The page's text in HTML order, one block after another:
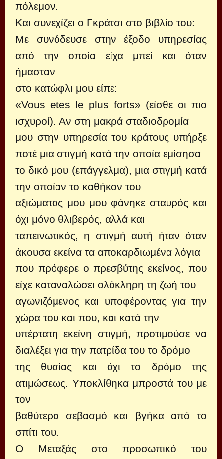
πόλεμον.
Και συνεχίζει ο Γκράτσι στο βιβλίο του:
Με συνόδευσε στην έξοδο υπηρεσίας
από την οποία είχα μπεί και όταν
ήμασταν
στο κατώφλι μου είπε:
«Vous etes le plus forts» (είσθε οι πιο
ισχυροί). Αν στη μακρά σταδιοδρομία
μου στην υπηρεσία του κράτους υπήρξε
ποτέ μια στιγμή κατά την οποία εμίσησα
το δικό μου (επάγγελμα), μια στιγμή κατά
την οποίαν το καθήκον του
αξιώματος μου μου φάνηκε σταυρός και
όχι μόνο θλιβερός, αλλά και
ταπεινωτικός, η στιγμή αυτή ήταν όταν
άκουσα εκείνα τα αποκαρδιωμένα λόγια
που πρόφερε ο πρεσβύτης εκείνος, που
είχε καταναλώσει ολόκληρη τη ζωή του
αγωνιζόμενος και υποφέροντας για την
χώρα του και που, και κατά την
υπέρτατη εκείνη στιγμή, προτιμούσε να
διαλέξει για την πατρίδα του το δρόμο
της θυσίας και όχι το δρόμο της
ατιμώσεως. Υποκλίθηκα μπροστά του με
τον
βαθύτερο σεβασμό και βγήκα από το
σπίτι του.
Ο Μεταξάς στο προσωπικό του